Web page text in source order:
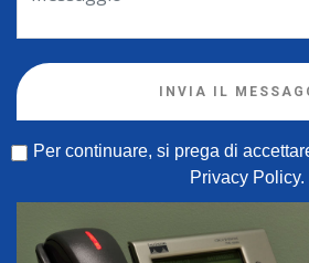
INVIA IL
Per continuare, si prega di
Privacy Policy.